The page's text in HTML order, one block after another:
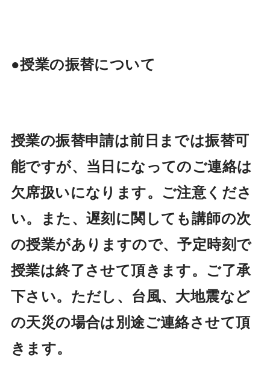
●授業の振替について
授業の振替申請は前日までは振替可
能ですが、当日になってのご連絡は
欠席扱いになります。ご注意くださ
い。また、遅刻に関しても講師の次
の授業がありますので、予定時刻で
授業は終了させて頂きます。ご了承
下さい。ただし、台風、大地震など
の天災の場合は別途ご連絡させて頂
きます。